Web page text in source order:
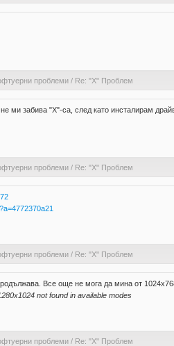
проблеми / Re: "X" Проблем
ми забива "Х"-са, след като инсталирам
проблеми / Re: "X" Проблем
проблеми / Re: "X" Проблем
Все още не мога да мина от
not found in available modes
проблеми / Re: "X" Проблем